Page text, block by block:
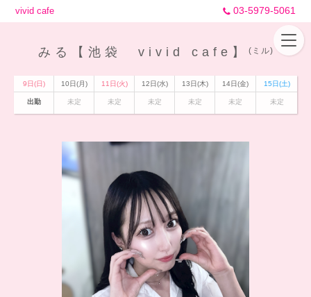
vivid cafe 03-5979-5061
みる【池袋 vivid cafe】 (ミル)
9日(日) 10日(月) 11日(火) 12日(水) 13日(木) 14日(金) 15日(土)
出勤 未定 未定 未定 未定 未定 未定